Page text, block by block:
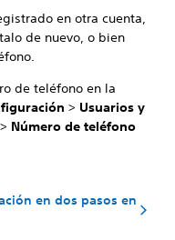
en otra cuenta,
de nuevo, o bien
de teléfono en la
> Usuarios y
> Número de teléfono
en dos pasos en